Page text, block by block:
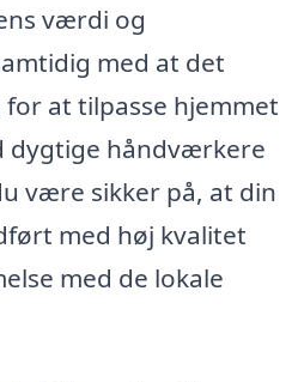
værdi og
med at det
at tilpasse hjemmet
dygtige håndværkere
være sikker på, at din
med høj kvalitet
med de lokale